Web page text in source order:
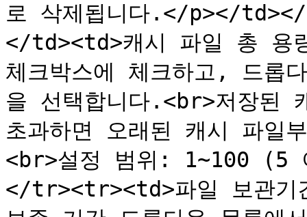
로 삭제됩니다.</p></
</td><td>캐시 파일 총 용
체크박스에 체크하고, 드롭
을 선택합니다.<br>저장된
초과하면 오래된 캐시 파일
<br>설정 범위: 1~100 (5
</tr><tr><td>파일 보관기